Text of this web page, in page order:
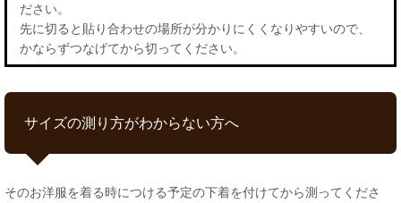
ださい。
先に切ると貼り合わせの場所が分かりにくくなりやすいので、
かならずつなげてから切ってください。
サイズの測り方がわからない方へ
そのお洋服を着る時につける予定の下着を付けてから測ってくださ